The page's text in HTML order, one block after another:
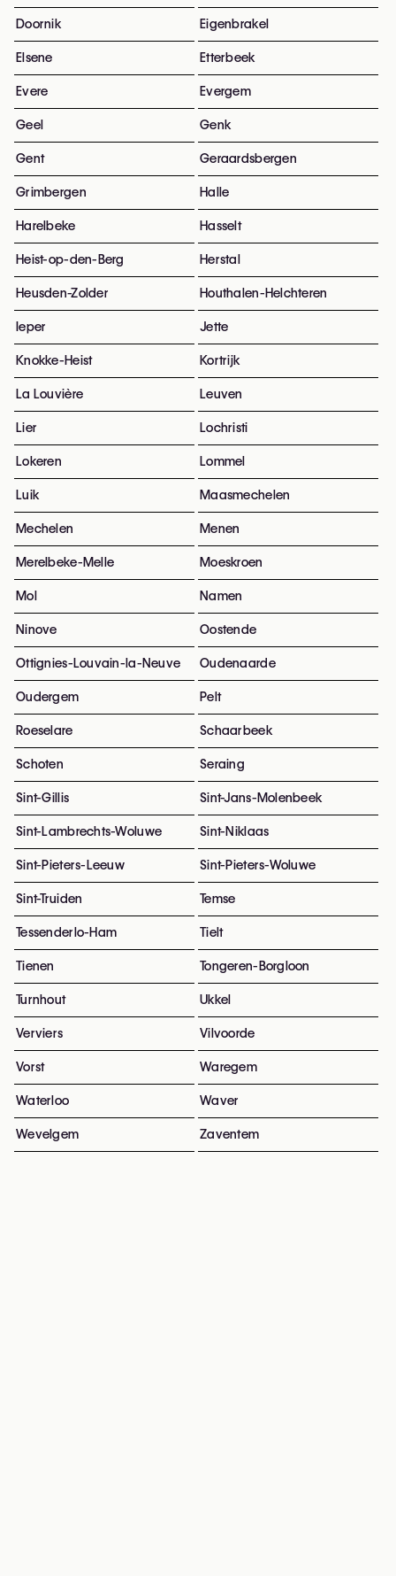
Doornik Eigenbrakel
Elsene Etterbeek
Evere Evergem
Geel Genk
Gent Geraardsbergen
Grimbergen Halle
Harelbeke Hasselt
Heist-op-den-Berg Herstal
Heusden-Zolder Houthalen-Helchteren
Ieper Jette
Knokke-Heist Kortrijk
La Louvière Leuven
Lier Lochristi
Lokeren Lommel
Luik Maasmechelen
Mechelen Menen
Merelbeke-Melle Moeskroen
Mol Namen
Ninove Oostende
Ottignies-Louvain-la-Neuve Oudenaarde
Oudergem Pelt
Roeselare Schaarbeek
Schoten Seraing
Sint-Gillis Sint-Jans-Molenbeek
Sint-Lambrechts-Woluwe Sint-Niklaas
Sint-Pieters-Leeuw Sint-Pieters-Woluwe
Sint-Truiden Temse
Tessenderlo-Ham Tielt
Tienen Tongeren-Borgloon
Turnhout Ukkel
Verviers Vilvoorde
Vorst Waregem
Waterloo Waver
Wevelgem Zaventem